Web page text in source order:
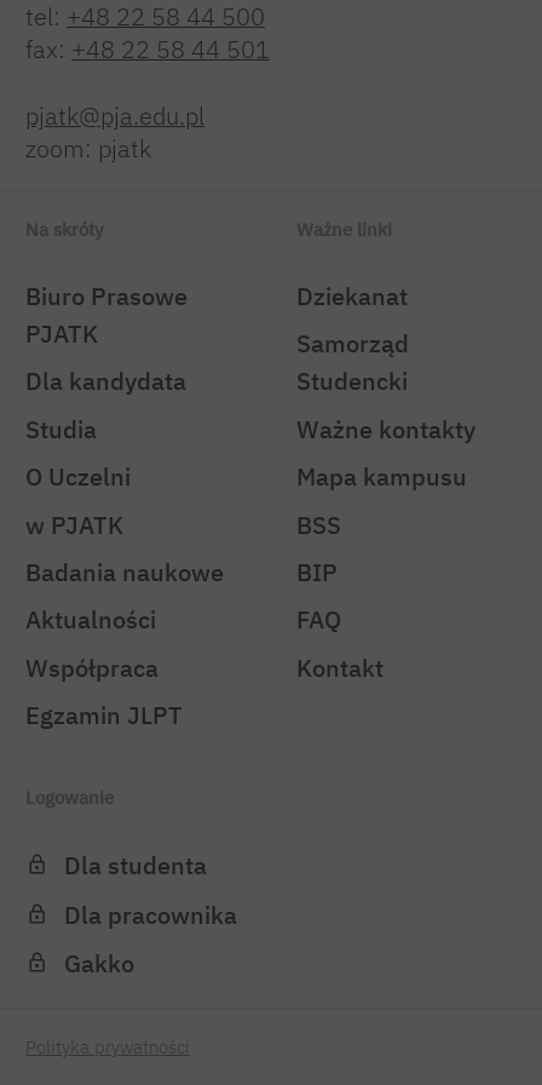
tel: +48 22 58 44 500
fax: +48 22 58 44 501
pjatk@pja.edu.pl
zoom: pjatk
Na skróty
Biuro Prasowe
PJATK
Dla kandydata
Studia
O Uczelni
w PJATK
Badania naukowe
Aktualności
Współpraca
Egzamin JLPT
Ważne linki
Dziekanat
Samorząd
Studencki
Ważne kontakty
Mapa kampusu
BSS
BIP
FAQ
Kontakt
Logowanie
Dla studenta
Dla pracownika
Gakko
Polityka prywatności